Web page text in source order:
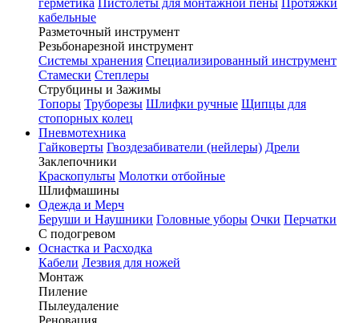
герметика Пистолеты для монтажной пены Протяжки
кабельные
Разметочный инструмент
Резьбонарезной инструмент
Системы хранения Специализированный инструмент
Стамески Степлеры
Струбцины и Зажимы
Топоры Труборезы Шлифки ручные Щипцы для
стопорных колец
Пневмотехника
Гайковерты Гвоздезабиватели (нейлеры) Дрели
Заклепочники
Краскопульты Молотки отбойные
Шлифмашины
Одежда и Мерч
Беруши и Наушники Головные уборы Очки Перчатки
С подогревом
Оснастка и Расходка
Кабели Лезвия для ножей
Монтаж
Пиление
Пылеудаление
Реновация